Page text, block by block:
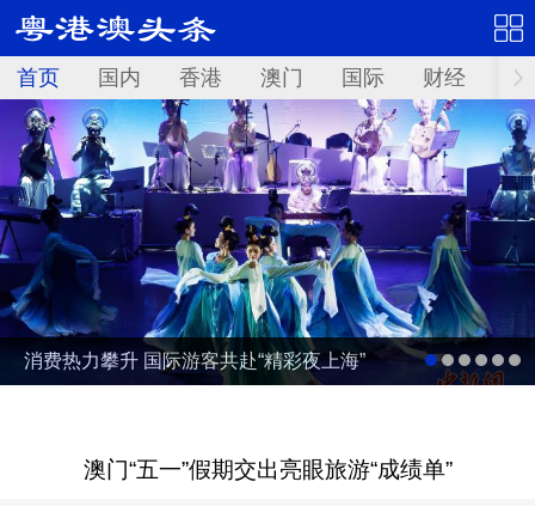
首页 国内 香港 澳门 国际 财经 资
消费热力攀升 国际游客共赴“精彩夜上海”
澳门“五一”假期交出亮眼旅游“成绩单”